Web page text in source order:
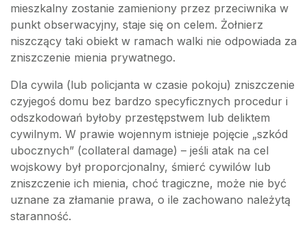
mieszkalny zostanie zamieniony przez przeciwnika w
punkt obserwacyjny, staje się on celem. Żołnierz
niszczący taki obiekt w ramach walki nie odpowiada za
zniszczenie mienia prywatnego.
Dla cywila (lub policjanta w czasie pokoju) zniszczenie
czyjegoś domu bez bardzo specyficznych procedur i
odszkodowań byłoby przestępstwem lub deliktem
cywilnym. W prawie wojennym istnieje pojęcie „szkód
ubocznych” (collateral damage) – jeśli atak na cel
wojskowy był proporcjonalny, śmierć cywilów lub
zniszczenie ich mienia, choć tragiczne, może nie być
uznane za złamanie prawa, o ile zachowano należytą
staranność.